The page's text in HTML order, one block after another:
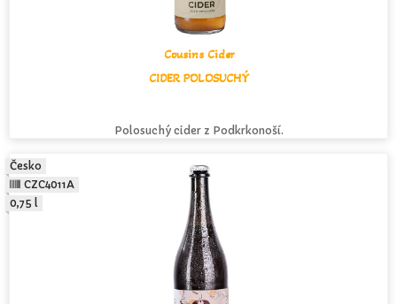
Cousins Cider
CIDER POLOSUCHÝ
Polosuchý cider z Podkrkonoší.
Česko
CZC4011A
0,75 l